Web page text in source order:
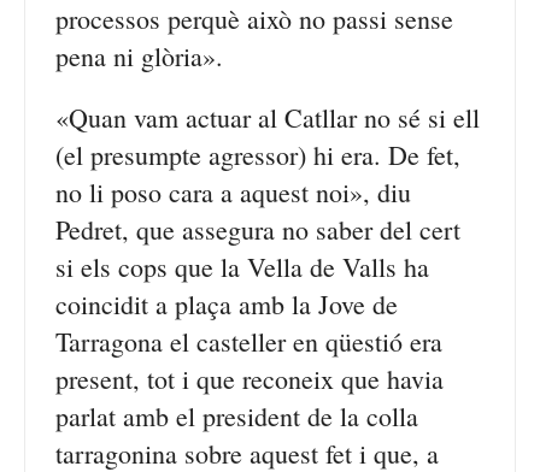
processos perquè això no passi sense
pena ni glòria».
«Quan vam actuar al Catllar no sé si ell
(el presumpte agressor) hi era. De fet,
no li poso cara a aquest noi», diu
Pedret, que assegura no saber del cert
si els cops que la Vella de Valls ha
coincidit a plaça amb la Jove de
Tarragona el casteller en qüestió era
present, tot i que reconeix que havia
parlat amb el president de la colla
tarragonina sobre aquest fet i que, a